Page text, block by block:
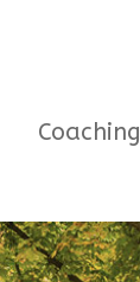
Coaching